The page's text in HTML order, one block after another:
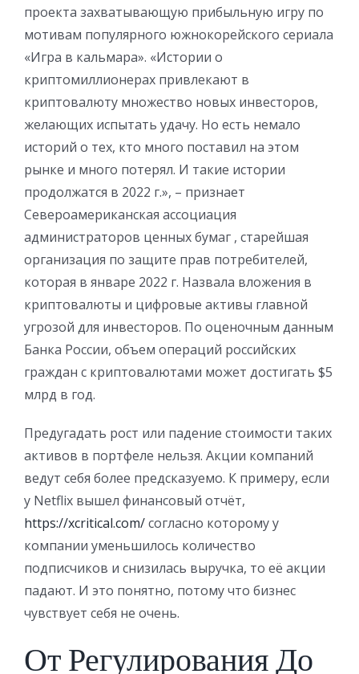
проекта захватывающую прибыльную игру по
мотивам популярного южнокорейского сериала
«Игра в кальмара». «Истории о
криптомиллионерах привлекают в
криптовалюту множество новых инвесторов,
желающих испытать удачу. Но есть немало
историй о тех, кто много поставил на этом
рынке и много потерял. И такие истории
продолжатся в 2022 г.», – признает
Североамериканская ассоциация
администраторов ценных бумаг , старейшая
организация по защите прав потребителей,
которая в январе 2022 г. Назвала вложения в
криптовалюты и цифровые активы главной
угрозой для инвесторов. По оценочным данным
Банка России, объем операций российских
граждан с криптовалютами может достигать $5
млрд в год.
Предугадать рост или падение стоимости таких
активов в портфеле нельзя. Акции компаний
ведут себя более предсказуемо. К примеру, если
у Net­flix вышел финансовый отчёт,
https://xcritical.com/согласно которому у
компании уменьшилось количество
подписчиков и снизилась выручка, то её акции
падают. И это понятно, потому что бизнес
чувствует себя не очень.
От Регулирования До